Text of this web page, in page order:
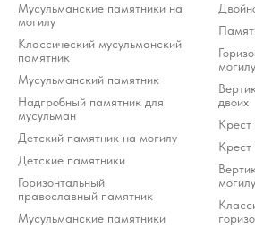
Мусульманские памятники на
могилу
Классический мусульманский
памятник
Мусульманский памятник
Надгробный памятник для
мусульман
Детский памятник на могилу
Детские памятники
Горизонтальный
православный памятник
Мусульманские памятники
могилу
двоих
Крест
Крест
могилу